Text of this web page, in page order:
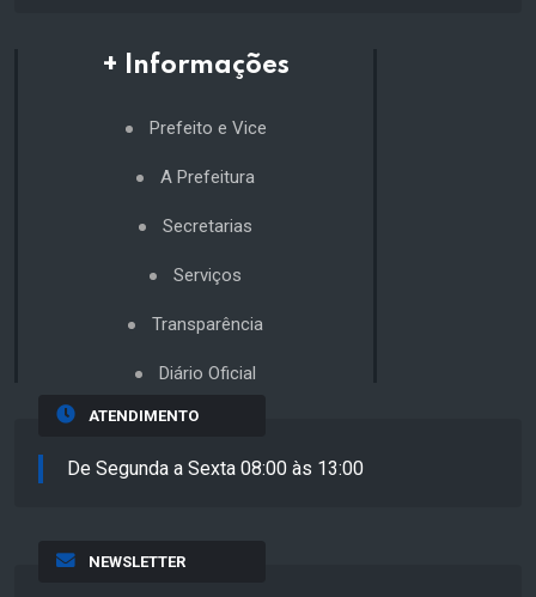
+ Informações
Prefeito e Vice
A Prefeitura
Secretarias
Serviços
Transparência
Diário Oficial
ATENDIMENTO
De Segunda a Sexta 08:00 às 13:00
NEWSLETTER